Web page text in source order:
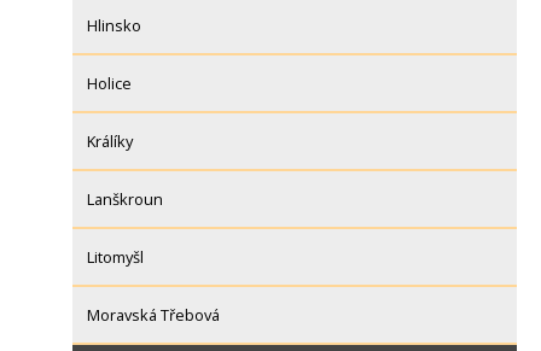
Hlinsko
Holice
Králíky
Lanškroun
Litomyšl
Moravská Třebová